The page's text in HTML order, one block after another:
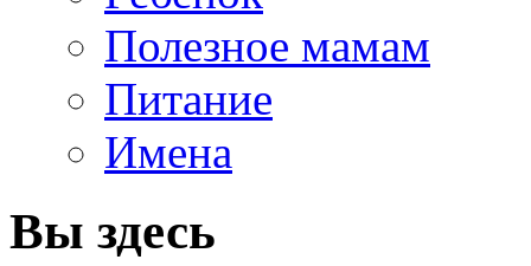
Полезное мамам
Питание
Имена
Вы здесь